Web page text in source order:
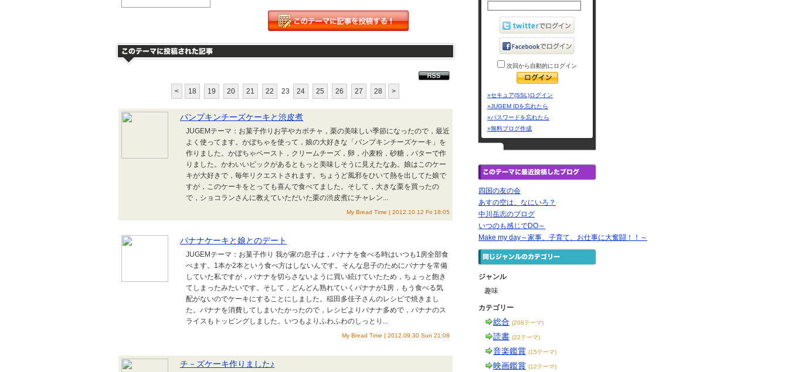
< 18 19 20 21 22 23 24 25 26 27 28 >
パンプキンチーズケーキと渋皮煮
JUGEMテーマ：お菓子作りお芋やカボチャ，栗の美味しい季節になったので，最近
よく使ってます。かぼちゃを使って，娘の大好きな「パンプキンチーズケーキ」を
作りました。かぼちゃペースト，クリームチーズ，卵，小麦粉，砂糖，バターで作
りました。かわいいピックがあるともっと美味しそうに見えたなあ。娘はこのケー
キが大好きで，毎年リクエストされます。ちょうど風邪をひいて熱を出してた娘で
すが，このケーキをとっても喜んで食べてました。そして，大きな栗を買ったの
で，ショコランさんに教えていただいた栗の渋皮煮にチャレン...
My Bread Time | 2012.10.12 Fri 18:05
バナナケーキと娘とのデート
JUGEMテーマ：お菓子作り 我が家の息子は，バナナを食べる時はいつも1房全部食
べます。1本か2本という食べ方はしないんです。そんな息子のためにバナナを常備
していた私ですが，バナナを切らさないように買い続けていたため，ちょっと飽き
てしまったみたいです。そして，どんどん熟れていくバナナが1房，もう食べる気
配がないのでケーキにすることにしました。稲田多佳子さんのレシピで焼きまし
た。バナナを消費してしまいたかったので，レシピよりバナナ多めで，バナナのス
ライスもトッピングしました。いつもよりふわふわのしっとり...
My Bread Time | 2012.09.30 Sun 21:08
チ－ズケーキ作りました♪
次回から自動的にログイン
»セキュア(SSL)ログイン
»JUGEM IDを忘れたら
»パスワードを忘れたら
»無料ブログ作成
四国の友の会
あすの空は、なにいろ？
中川岳志のブログ
いつのも感じでDO～
Make my day～家事、子育て、お仕事に大奮闘！！～
ジャンル
趣味
カテゴリー
総合 (208テーマ)
読書 (22テーマ)
音楽鑑賞 (15テーマ)
映画鑑賞 (12テーマ)